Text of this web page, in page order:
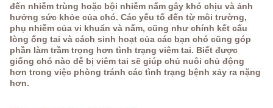
đến nhiễm trùng hoặc bội nhiễm nấm gây khó chịu và ảnh
hưởng sức khỏe của chó. Các yếu tố đến từ môi trường,
phụ nhiễm của vi khuẩn và nấm, cũng như chính kết cấu
lòng ống tai và cách sinh hoạt của các bạn chó cũng góp
phần làm trầm trọng hơn tình trạng viêm tai. Biết được
giống chó nào dễ bị viêm tai sẽ giúp chủ nuôi chủ động
hơn trong việc phòng tránh các tình trạng bệnh xảy ra nặng
hơn.